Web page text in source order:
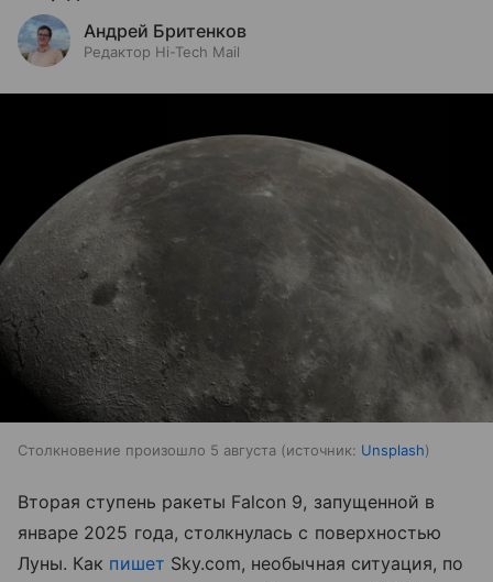
Андрей Бритенков
Редактор Hi-Tech Mail
Столкновение произошло 5 августа источник: Unsplash
Вторая ступень ракеты Falcon 9, запущенной в
январе 2025 года, столкнулась с поверхностью
Луны. Как пишет Sky.com, необычная ситуация, по